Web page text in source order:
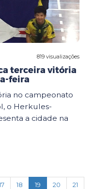
819 visualizações
terceira vitória
feira
no campeonato
o Herkules-
a cidade na
18 19 (current)
20
21